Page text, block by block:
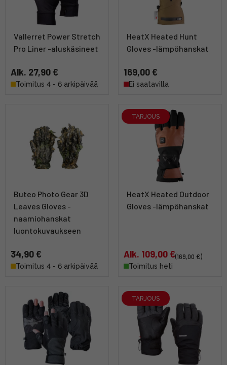
Vallerret Power Stretch
Pro Liner -aluskäsineet
Alk. 27,90 €
Toimitus 4 - 6 arkipäivää
HeatX Heated Hunt
Gloves -lämpöhanskat
169,00 €
Ei saatavilla
Buteo Photo Gear 3D
Leaves Gloves -
naamiohanskat
luontokuvaukseen
34,90 €
Toimitus 4 - 6 arkipäivää
TARJOUS
HeatX Heated Outdoor
Gloves -lämpöhanskat
Alk. 109,00 €(169,00 €)
Toimitus heti
TARJOUS